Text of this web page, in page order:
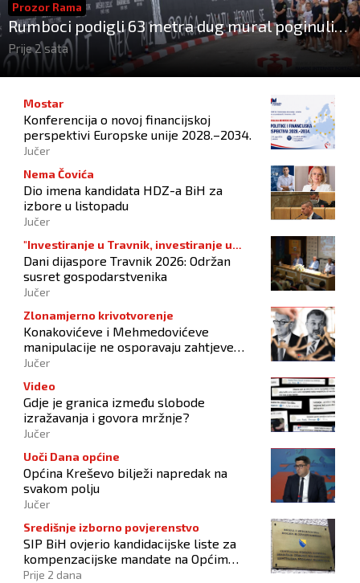
Prozor Rama
Rumboci podigli 63 metra dug mural poginulim
braniteljima
Prije 2 sata
Mostar
Konferencija o novoj financijskoj
perspektivi Europske unije 2028.–2034.
Jučer
Nema Čovića
Dio imena kandidata HDZ-a BiH za
izbore u listopadu
Jučer
"Investiranje u Travnik, investiranje u
budućnost"
Dani dijaspore Travnik 2026: Održan
susret gospodarstvenika
Jučer
Zlonamjerno krivotvorenje
Konakovićeve i Mehmedovićeve
manipulacije ne osporavaju zahtjeve
Hrvata
Jučer
Video
Gdje je granica između slobode
izražavanja i govora mržnje?
Jučer
Uoči Dana općine
Općina Kreševo bilježi napredak na
svakom polju
Jučer
Središnje izborno povjerenstvo
SIP BiH ovjerio kandidacijske liste za
kompenzacijske mandate na Općim
izborima 2026
Prije 2 dana